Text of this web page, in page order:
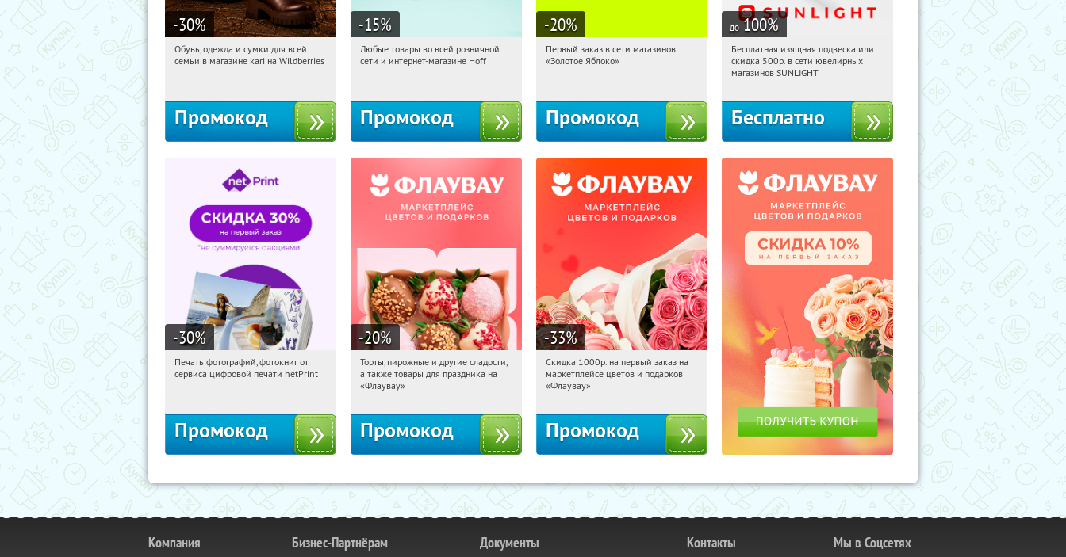
-30%
13:33:51 Получили:
Обувь, одежда и сумки для всей
семьи в магазине kari на Wildberries
Промокод
-15%
13:33:51 Получили:
Любые товары во всей розничной
сети и интернет-магазине Hoff
Промокод
-20%
13:33:51
Получи первым!
Первый заказ в сети магазинов
«Золотое Яблоко»
Промокод
до 100%
13:33:51 Получили:
Россия
Бесплатная изящная подвеска или
скидка 500р. в сети ювелирных
магазинов SUNLIGHT
Бесплатно
-30%
13:33:51 Получили:
Печать фотографий, фотокниг от
сервиса цифровой печати netPrint
Промокод
-20%
13:33:51 Получили:
Россия
Торты, пирожные и другие сладости,
а также товары для праздника на
«Флаувау»
Промокод
-33%
13:33:51 Получили:
Россия
Скидка 1000р. на первый заказ на
маркетплейсе цветов и подарков
«Флаувау»
Промокод
Компания Бизнес-Партнёрам Документы Контакты Мы в Соцсетях